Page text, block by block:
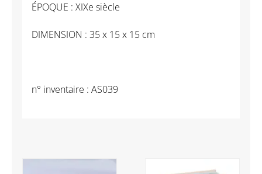
ÉPOQUE : XIXe siècle
DIMENSION : 35 x 15 x 15 cm
n° inventaire : AS039